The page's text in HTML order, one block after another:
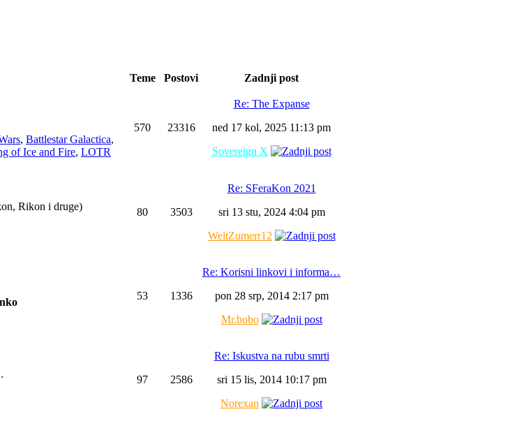
Teme Postovi
Zadnji post
, Battlestar Galactica,
of Ice and Fire, LOTR
570 23316
Re: The Expanse
ned 17 kol, 2025 11:13 pm
Sovereign X
Rikon i druge)
80 3503
Re: SFeraKon 2021
sri 13 stu, 2024 4:04 pm
WeltZumerr12
53 1336
Re: Korisni linkovi i informa…
pon 28 srp, 2014 2:17 pm
Mr.bobo
97 2586
Re: Iskustva na rubu smrti
sri 15 lis, 2014 10:17 pm
Norexan